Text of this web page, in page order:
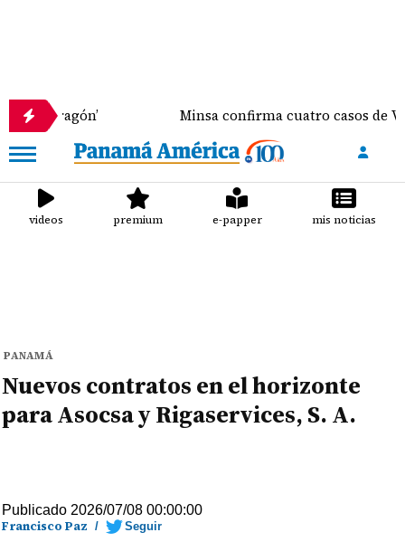
Minsa confirma cuatro casos de Virus
videos premium e-papper mis noticias
PANAMÁ
Nuevos contratos en el horizonte
para Asocsa y Rigaservices, S. A.
Publicado 2026/07/08 00:00:00
Francisco Paz / Seguir